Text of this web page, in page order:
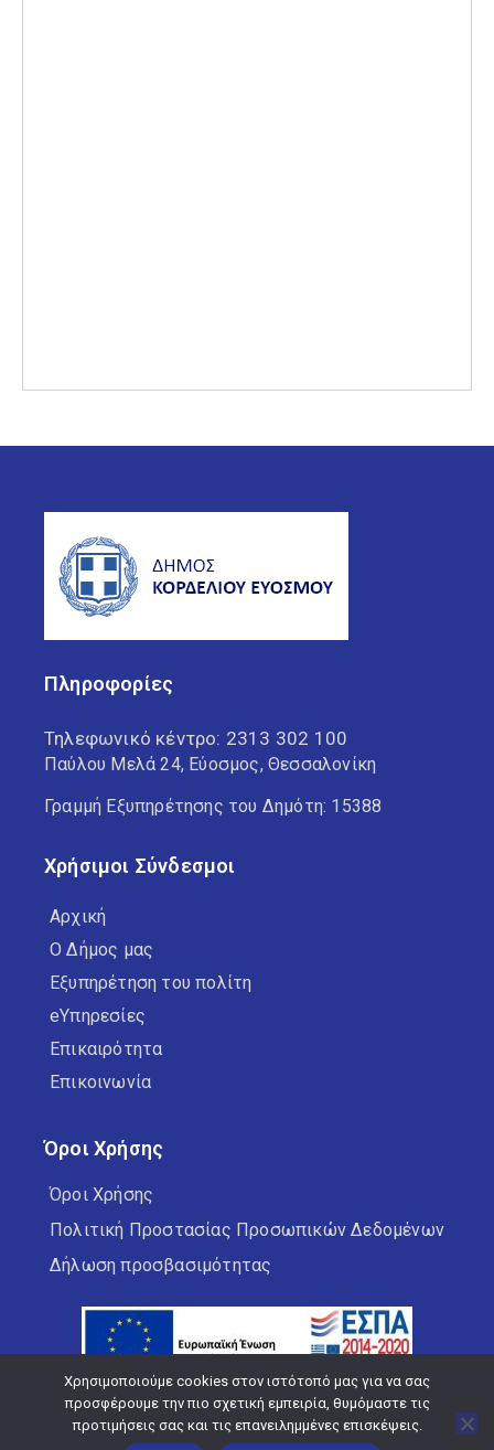
Πληροφορίες
Τηλεφωνικό κέντρο: 2313 302 100
Παύλου Μελά 24, Εύοσμος, Θεσσαλονίκη
Γραμμή Εξυπηρέτησης του Δημότη: 15388
Χρήσιμοι Σύνδεσμοι
Αρχική
Ο Δήμος μας
Εξυπηρέτηση του πολίτη
eΥπηρεσίες
Επικαιρότητα
Επικοινωνία
Όροι Χρήσης
Όροι Χρήσης
Πολιτική Προστασίας Προσωπικών Δεδομένων
Δήλωση προσβασιμότητας
Χρησιμοποιούμε cookies στον ιστότοπό μας για να σας
προσφέρουμε την πιο σχετική εμπειρία, θυμόμαστε τις
προτιμήσεις σας και τις επανειλημμένες επισκέψεις.